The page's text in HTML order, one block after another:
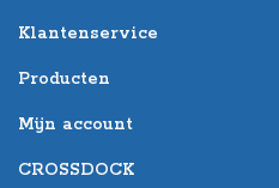
Klantenservice
Producten
Mijn account
CROSSDOCK